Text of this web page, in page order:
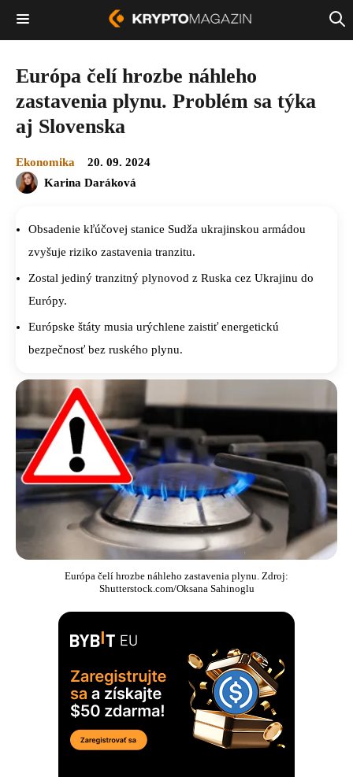
Európa čelí hrozbe náhleho
zastavenia plynu. Problém sa týka
aj Slovenska
Ekonomika
20. 09. 2024
Karina Daráková
Obsadenie kľúčovej stanice Sudža ukrajinskou armádou
zvyšuje riziko zastavenia tranzitu.
Zostal jediný tranzitný plynovod z Ruska cez Ukrajinu do
Európy.
Európske štáty musia urýchlene zaistiť energetickú
bezpečnosť bez ruského plynu.
Európa čelí hrozbe náhleho zastavenia plynu. Zdroj:
Shutterstock.com/Oksana Sahinoglu